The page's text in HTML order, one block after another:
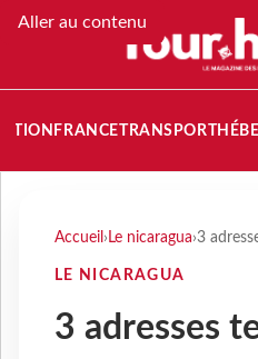
Aller au contenu
FRANCETRANSPORT
Accueil › Le nicaragua›3
LE NICARAGUA
3 adresses